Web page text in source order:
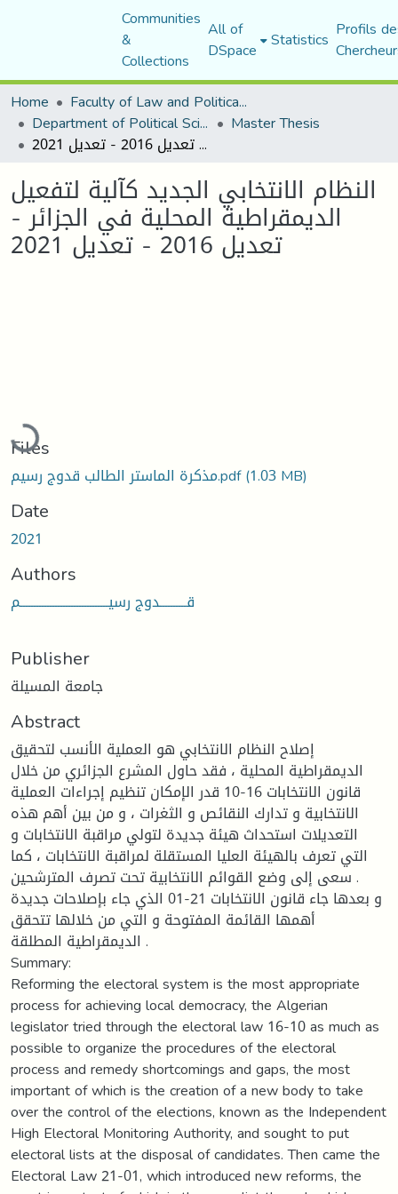
Communities
&
Collections
All of
DSpace Statistics Profils
Home
Faculty of Law and Political Science
Department of Political Sciences Master Thesis
النظام الانتخابي الجديد كآلية لتفعيل الديمقراطية المحلية في الجزائر - تعديل 2016 - تعديل 2021
النظام الانتخابي الجديد كآلية لتفعيل
الديمقراطية المحلية في الجزائر -
تعديل 2016 - تعديل 2021
Loading...
Files
مذكرة الماستر الطالب قدوج رسيم.pdf(1.03 MB)
Date
2021
Authors
قــــــــــدوج رسيـــــــــــــــــــــــــــــــــم
Publisher
جامعة المسيلة
Abstract
إصلاح النظام الانتخابي هو العملية الأنسب لتحقيق
الديمقراطية المحلية ، فقد حاول المشرع الجزائري من خلال
قانون الانتخابات 16-10 قدر الإمكان تنظيم إجراءات العملية
الانتخابية و تدارك النقائص و الثغرات ، و من بين أهم هذه
التعديلات استحداث هيئة جديدة لتولي مراقبة الانتخابات و
التي تعرف بالهيئة العليا المستقلة لمراقبة الانتخابات ، كما
سعى إلى وضع القوائم الانتخابية تحت تصرف المترشحين .
و بعدها جاء قانون الانتخابات 21-01 الذي جاء بإصلاحات جديدة
أهمها القائمة المفتوحة و التي من خلالها تتحقق
الديمقراطية المطلقة .
Summary:
Reforming the electoral system is the most appropriate
process for achieving local democracy, the Algerian
legislator tried through the electoral law 16-10 as much as
possible to organize the procedures of the electoral
process and remedy shortcomings and gaps, the most
important of which is the creation of a new body to take
over the control of the elections, known as the Independent
High Electoral Monitoring Authority, and sought to put
electoral lists at the disposal of candidates. Then came the
Electoral Law 21-01, which introduced new reforms, the